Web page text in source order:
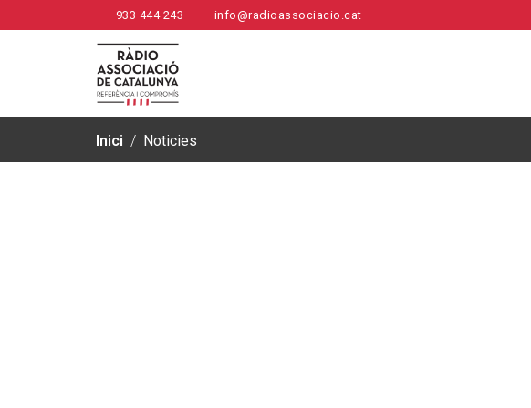
933 444 243 info@radioassociacio.cat
Inici / Noticies